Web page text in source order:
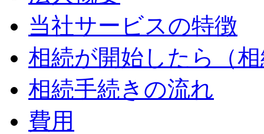
当社サービスの特徴
相続が開始したら（
相続手続きの流れ
費用